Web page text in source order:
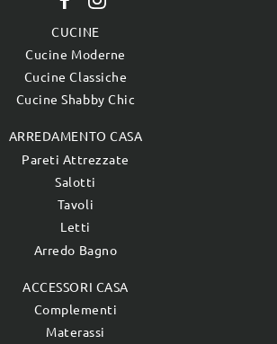
CUCINE
Cucine Moderne
Cucine Classiche
Cucine Shabby Chic
ARREDAMENTO CASA
Pareti Attrezzate
Salotti
Tavoli
Letti
Arredo Bagno
ACCESSORI CASA
Complementi
Materassi